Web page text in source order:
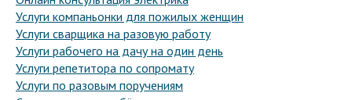
Услуги компаньонки для пожилых женщин
Услуги сварщика на разовую работу
Услуги рабочего на дачу на один день
Услуги репетитора по сопромату
Услуги по разовым поручениям